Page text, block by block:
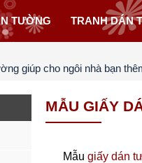
TƯỜNG TRANH DÁN
giúp cho ngôi nhà bạn
MẪU GIẤY
Mẫu giấy dán